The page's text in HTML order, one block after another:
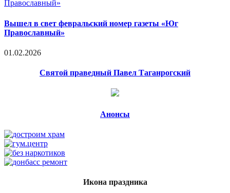
Вышел в свет февральский номер газеты «Юг
Православный»
01.02.2026
Святой праведный Павел Таганрогский
Анонсы
Икона праздника